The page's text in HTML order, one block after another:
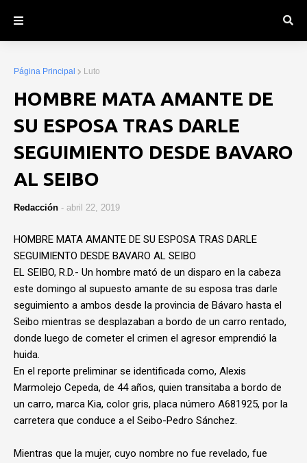
Página Principal Luto
HOMBRE MATA AMANTE DE
SU ESPOSA TRAS DARLE
SEGUIMIENTO DESDE BAVARO
AL SEIBO
Redacción - abril 22, 2019
HOMBRE MATA AMANTE DE SU ESPOSA TRAS DARLE
SEGUIMIENTO DESDE BAVARO AL SEIBO
EL SEIBO, R.D.- Un hombre mató de un disparo en la cabeza
este domingo al supuesto amante de su esposa tras darle
seguimiento a ambos desde la provincia de Bávaro hasta el
Seibo mientras se desplazaban a bordo de un carro rentado,
donde luego de cometer el crimen el agresor emprendió la
huida.
En el reporte preliminar se identificada como, Alexis
Marmolejo Cepeda, de 44 años, quien transitaba a bordo de
un carro, marca Kia, color gris, placa número A681925, por la
carretera que conduce a el Seibo-Pedro Sánchez.
Mientras que la mujer, cuyo nombre no fue revelado, fue